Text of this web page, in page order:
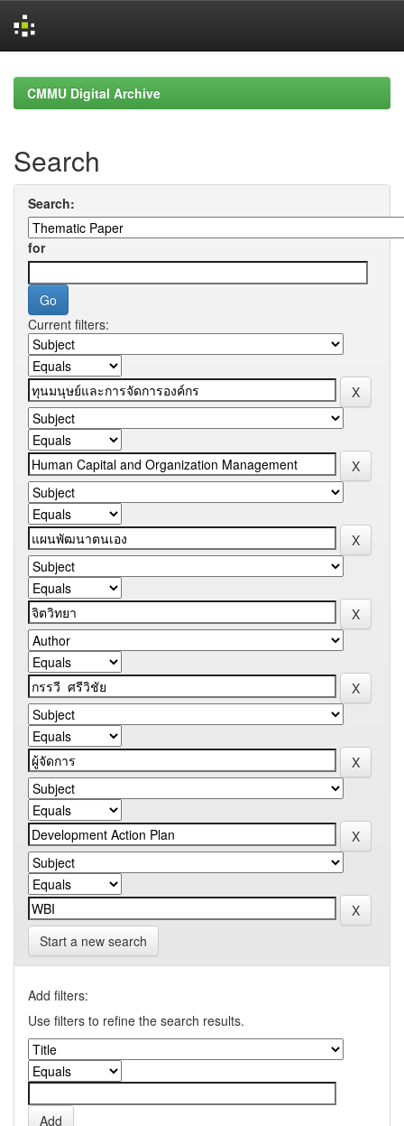
navigationCMMU Digital Archive
Search
Search:
for
Current filters:
Start a new search
Add filters:
Use filters to refine the search results.